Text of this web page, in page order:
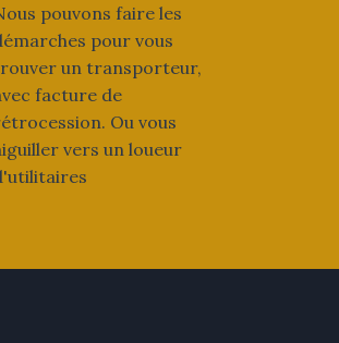
pouvons faire les
pour vous
un transporteur,
facture de
Ou vous
vers un loueur